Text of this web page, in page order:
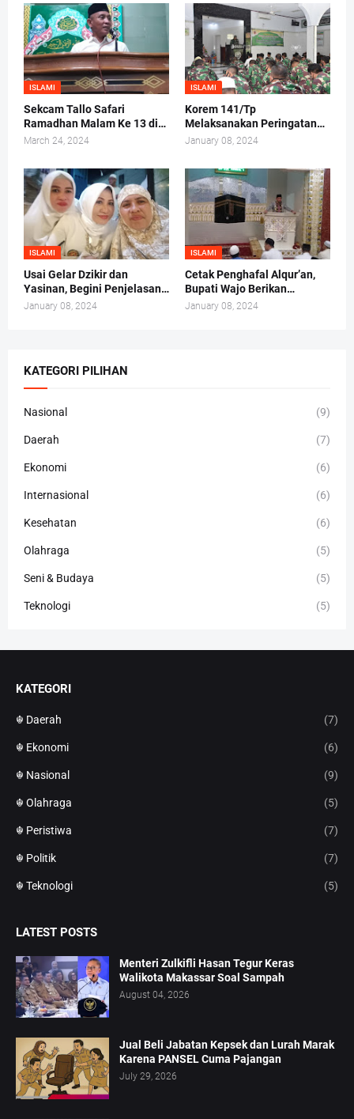
ISLAMI
Sekcam Tallo Safari
Ramadhan Malam Ke 13 di
Mesjid Darul Ma'arif,
March 24, 2024
ISLAMI
Korem 141/Tp
Melaksanakan Peringatan
Maulid Nabi Muhammad
January 08, 2024
ISLAMI
Usai Gelar Dzikir dan
Yasinan, Begini Penjelasan
Andi Irma Mappanyukki
January 08, 2024
ISLAMI
Cetak Penghafal Alqur’an,
Bupati Wajo Berikan
Bantuan Buku At-Taisir
January 08, 2024
KATEGORI PILIHAN
Nasional (9)
Daerah (7)
Ekonomi (6)
Internasional (6)
Kesehatan (6)
Olahraga (5)
Seni & Budaya (5)
Teknologi (5)
KATEGORI
☬ Daerah (7)
☬ Ekonomi (6)
☬ Nasional (9)
☬ Olahraga (5)
☬ Peristiwa (7)
☬ Politik (7)
☬ Teknologi (5)
LATEST POSTS
Menteri Zulkifli Hasan Tegur Keras
Walikota Makassar Soal Sampah
August 04, 2026
Jual Beli Jabatan Kepsek dan Lurah Marak
Karena PANSEL Cuma Pajangan
July 29, 2026